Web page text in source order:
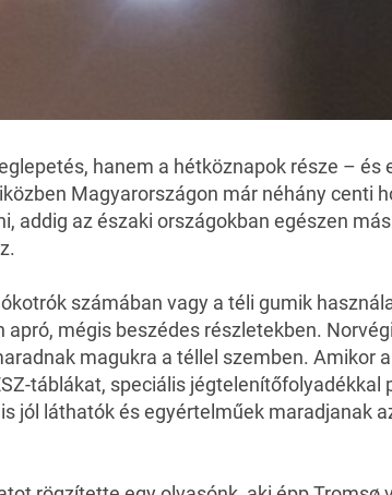
hanem a hétköznapok része – és
Magyarországon már néhány centi
addig az északi országokban egészen
számában vagy a téli gumik
mégis beszédes részletekben.
magukra a téllel szemben. Amikor
táblákat, speciális jégtelenítőfolyadékkal
jól láthatók és egyértelműek maradjanak